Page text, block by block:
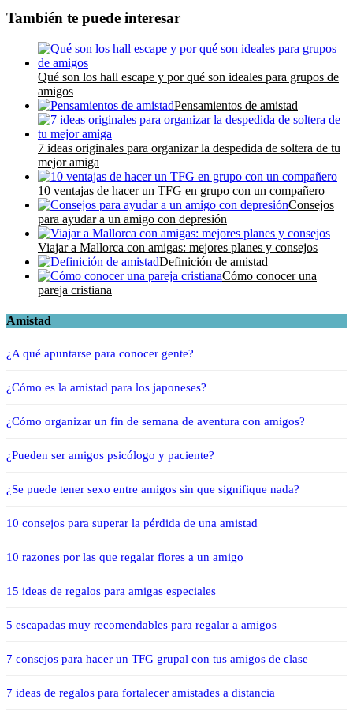
También te puede interesar
Qué son los hall escape y por qué son ideales para grupos de
amigos
Pensamientos de amistad
7 ideas originales para organizar la despedida de soltera de tu
mejor amiga
10 ventajas de hacer un TFG en grupo con un compañero
Consejos
para ayudar a un amigo con depresión
Viajar a Mallorca con amigas: mejores planes y consejos
Definición de amistad
Cómo conocer una
pareja cristiana
Amistad
¿A qué apuntarse para conocer gente?
¿Cómo es la amistad para los japoneses?
¿Cómo organizar un fin de semana de aventura con amigos?
¿Pueden ser amigos psicólogo y paciente?
¿Se puede tener sexo entre amigos sin que signifique nada?
10 consejos para superar la pérdida de una amistad
10 razones por las que regalar flores a un amigo
15 ideas de regalos para amigas especiales
5 escapadas muy recomendables para regalar a amigos
7 consejos para hacer un TFG grupal con tus amigos de clase
7 ideas de regalos para fortalecer amistades a distancia